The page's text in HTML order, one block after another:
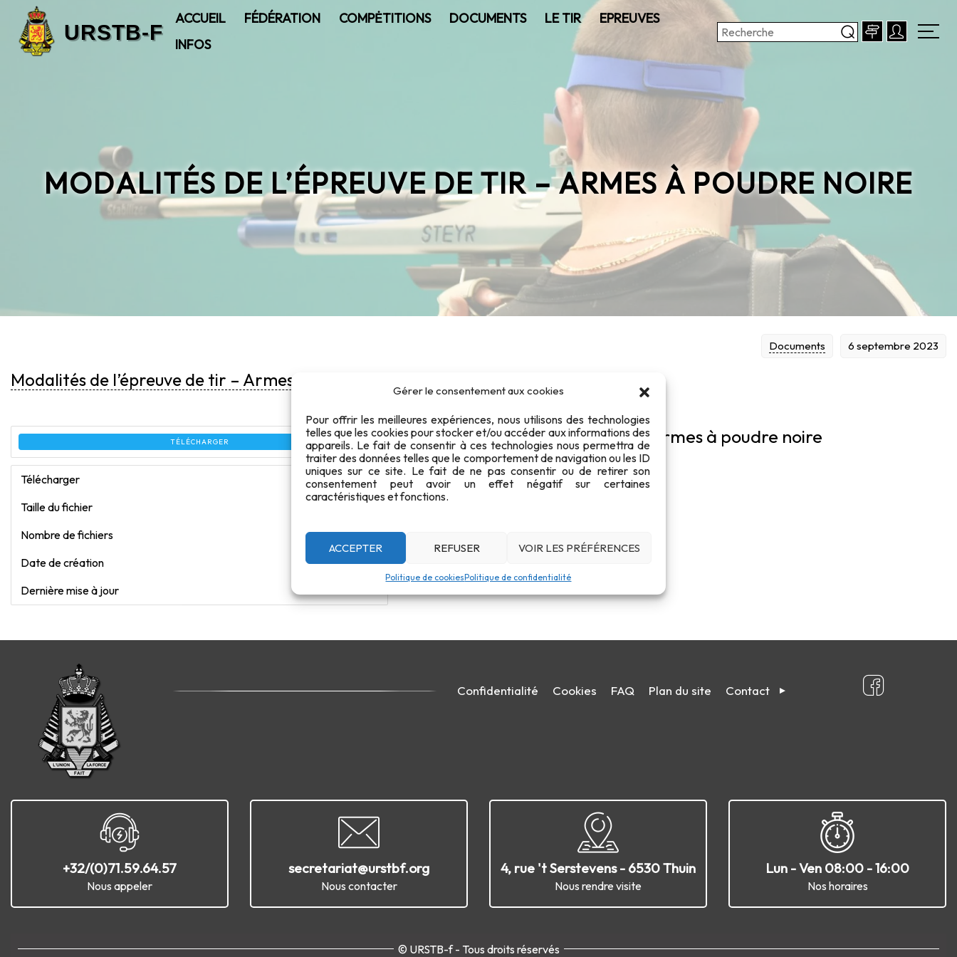
Gérer le consentement aux cookies
Pour offrir les meilleures expériences, nous utilisons des technologies
telles que les cookies pour stocker et/ou accéder aux informations des
appareils. Le fait de consentir à ces technologies nous permettra de
traiter des données telles que le comportement de navigation ou les ID
uniques sur ce site. Le fait de ne pas consentir ou de retirer son
consentement peut avoir un effet négatif sur certaines
caractéristiques et fonctions.
ACCEPTER REFUSER VOIR LES PRÉFÉRENCES
Politique de cookiesPolitique de confidentialité
ACCUEIL FÉDÉRATION COMPĖTITIONS DOCUMENTS LE TIR
EPREUVES
INFOS
MODALITÉS DE L’ÉPREUVE DE TIR – ARMES À POUDRE NOIRE
6 septembre 2023
Documents
Modalités de l’épreuve de tir – Armes à poudre noire
TÉLÉCHARGER
Télécharger 291
Taille du fichier
Nombre de fichiers 1
Date de création 6 septembre 2023
Dernière mise à jour
Modalités de l'épreuve de tir - Armes à poudre noire
Confidentialité Cookies FAQ Plan du site Contact
+32/(0)71.59.64.57
Nous appeler
secretariat@urstbf.org
Nous contacter
4, rue 't Serstevens - 6530 Thuin
Nous rendre visite
Lun - Ven 08:00 - 16:00
Nos horaires
© URSTB-f - Tous droits réservés